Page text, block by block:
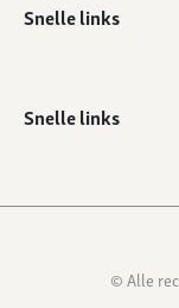
Snelle links
Snelle links
© Alle